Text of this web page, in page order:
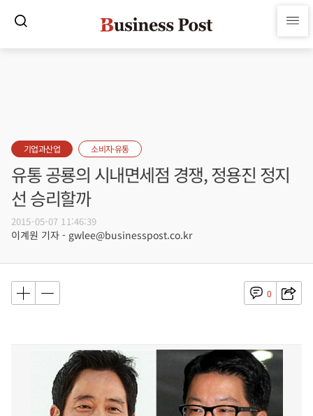
기업과산업 소비자·유통
유통 공룡의 시내면세점 경쟁, 정용진 정지
선 승리할까
2015-05-07 11:46:39
이계원 기자 - gwlee@businesspost.co.kr
0